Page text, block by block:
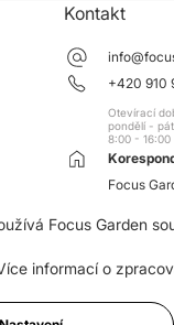
Kontakt
+420 910
Otevírací
pondělí -
8:00 - 16:00
Focus
763 02
Focus Garden
informací o